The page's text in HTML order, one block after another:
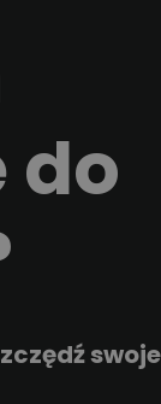
do
swoje